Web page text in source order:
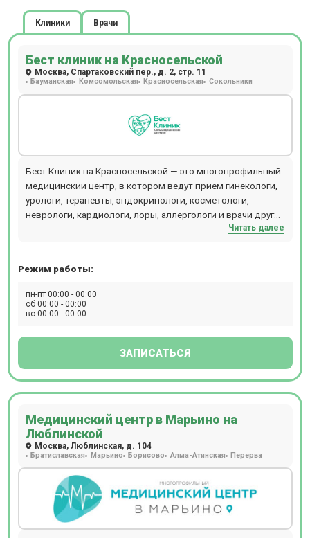
Клиники Врачи
Бест клиник на Красносельской
Москва, Спартаковский пер., д. 2, стр. 11
Бауманская Комсомольская Красносельская Сокольники
Бест Клиник на Красносельской — это многопрофильный
медицинский центр, в котором ведут прием гинекологи,
урологи, терапевты, эндокринологи, косметологи,
неврологи, кардиологи, лоры, аллергологи и врачи других
специальностей. Центр объединяет стационар,
физиотерапии, косметологии, пластической хирургии,
диагностическом отделении можно пройти КТ, МРТ
рентген, разные виды УЗИ, сдать экспресс-анализы
оборудование - аппарат ИВЛ Dixion, LigaSure, PLASMAJET,
Компьютерная томография проводится на томографе
SIEMENS SOMATOM go.Up. Магнитно-резонансная
томография проводится на томографе SIEMENS
MAGNETOM ALTEA 1.5T, рентген - на аппарате GE Brivo XR
575. Стоматологи используют в работе микроскоп Carl
ZEISS, а КТ-снимок зубов можно сделать на томографе
Planmeca ProMax 3D Plus. Косметологи Бест Клиник
используют в работе лазеры CandelaCO2RE и
Читать далее
Режим работы:
пн-пт 00:00 - 00:00
сб 00:00 - 00:00
вс 00:00 - 00:00
ЗАПИСАТЬСЯ
Медицинский центр в Марьино на
Люблинской
Москва, Люблинская, д. 104
Братиславская Марьино Борисово Алма-Атинская Перерва